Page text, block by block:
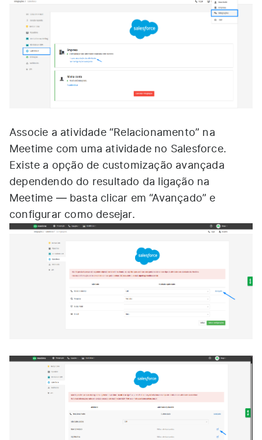
Associe a atividade “Relacionamento” na
Meetime com uma atividade no Salesforce.
Existe a opção de customização avançada
dependendo do resultado da ligação na
Meetime — basta clicar em “Avançado” e
configurar como desejar.